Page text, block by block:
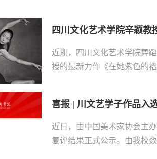
四川文化艺术学院辛颖
近期，四川文化艺术学院舞
授的最新力作《在她紫色的
喜报 | 川文艺学子作品入
近日，由中国美术家协会主
复评结果正式公示。由我校